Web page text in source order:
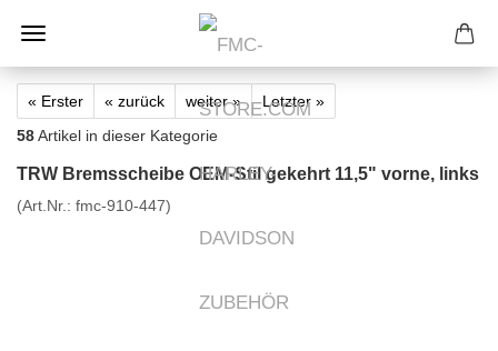
« Erster « zurück weiter »
Letzter »
58Artikel in dieser Kategorie
TRW Bremsscheibe OEM-Stil gekehrt 11,5" vorne, links
(Art.Nr.: fmc-910-447)